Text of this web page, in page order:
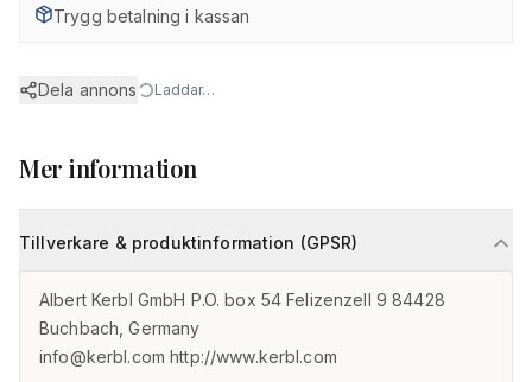
Trygg betalning i kassan
Dela annons Laddar…
Mer information
Tillverkare & produktinformation (GPSR)
Albert Kerbl GmbH P.O. box 54 Felizenzell 9 84428
Buchbach, Germany
info@kerbl.com http://www.kerbl.com